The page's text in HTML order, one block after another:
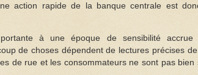
action rapide de la banque centrale est
à une époque de sensibilité accrue
de choses dépendent de lectures précises de
de rue et les consommateurs ne sont pas bien